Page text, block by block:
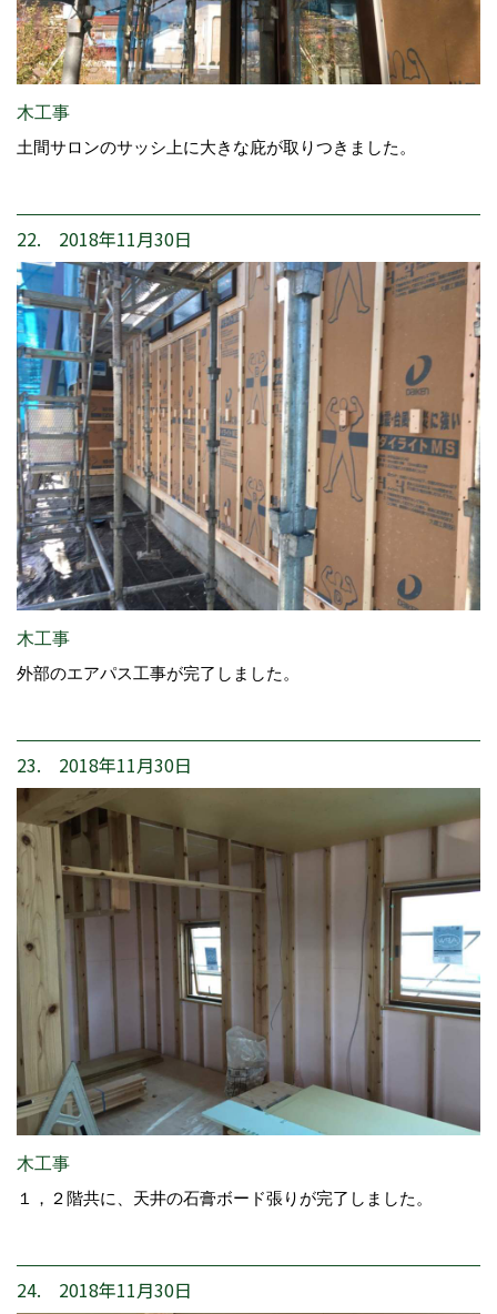
木工事
土間サロンのサッシ上に大きな庇が取りつきました。
22. 2018年11月30日
木工事
外部のエアパス工事が完了しました。
23. 2018年11月30日
木工事
１，２階共に、天井の石膏ボード張りが完了しました。
24. 2018年11月30日